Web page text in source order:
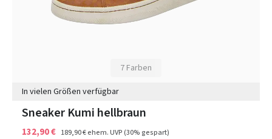
7 Farben
In vielen Größen verfügbar
Sneaker Kumi hellbraun
132,90 € 189,90 €ehem. UVP(30% gespart)